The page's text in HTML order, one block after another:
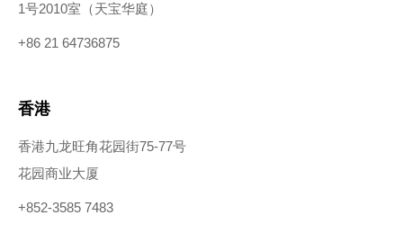
1号2010室（天宝华庭）
+86 21 64736875
香港
香港九龙旺角花园街75-77号
花园商业大厦
+852-3585 7483